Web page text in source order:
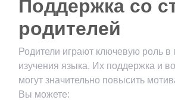
Поддержка со
родителей
Родители играют ключевую роль в
изучения языка. Их поддержка и
могут значительно повысить
Вы можете: